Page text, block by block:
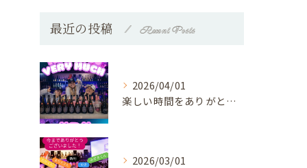
最近の投稿 Recent Posts
2026/04/01
楽しい時間をありがとうございました♡
2026/03/01